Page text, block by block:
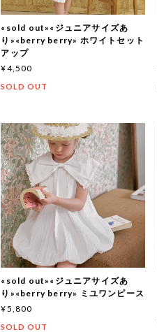
«sold out»«ジュニアサイズあ
り»«berry berry» ホワイトセット
アップ
¥4,500
SOLD OUT
«sold out»«ジュニアサイズあ
り»«berry berry» ミユワンピース
¥5,800
SOLD OUT